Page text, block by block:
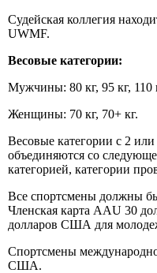
Судейская коллегия
UWMF.
Весовые категории:
Мужчины: 80 кг, 95 кг, 110
Женщины: 70 кг, 70+ кг.
Весовые категории с 2
объединяются со
категорией, категории
Все спортсмены должны
Членская карта AAU 30
долларов США для
Спортсмены
США.